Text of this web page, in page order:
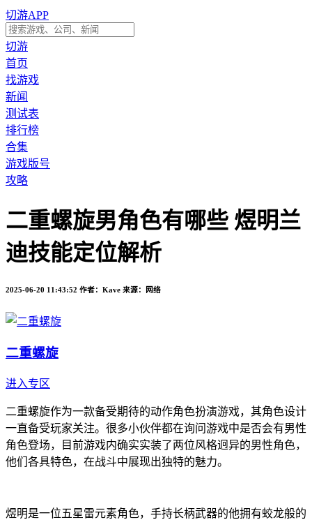
切游APP
切游
首页
找游戏
新闻
测试表
排行榜
合集
游戏版号
攻略
二重螺旋男角色有哪些 煜明兰
迪技能定位解析
2025-06-20 11:43:52 作者：Kave 来源：网络
二重螺旋
进入专区
二重螺旋作为一款备受期待的动作角色扮演游戏，其角色设计
一直备受玩家关注。很多小伙伴都在询问游戏中是否会有男性
角色登场，目前游戏内确实实装了两位风格迥异的男性角色，
他们各具特色，在战斗中展现出独特的魅力。
煜明是一位五星雷元素角色，手持长柄武器的他拥有蛟龙般的